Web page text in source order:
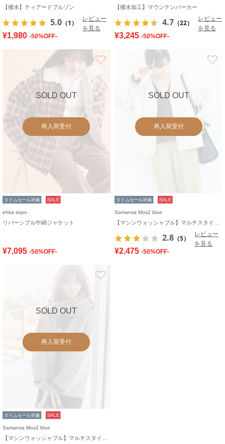
【撥水】ティアードブルゾン
5.0 （1）
レビュー
を見る
¥1,980 -50%OFF-
【撥水加工】マウンテンパーカー
4.7 （22）
レビュー
を見る
¥3,245 -50%OFF-
SOLD OUT
再入荷受付
タイムセール対象 SALE
ehka sopo
リバーシブル中綿ジャケット
¥7,095 -50%OFF-
SOLD OUT
再入荷受付
タイムセール対象 SALE
Samansa Mos2 blue
2.8 （5）
レビュー
を見る
¥2,475 -50%OFF-
SOLD OUT
再入荷受付
タイムセール対象 SALE
Samansa Mos2 blue